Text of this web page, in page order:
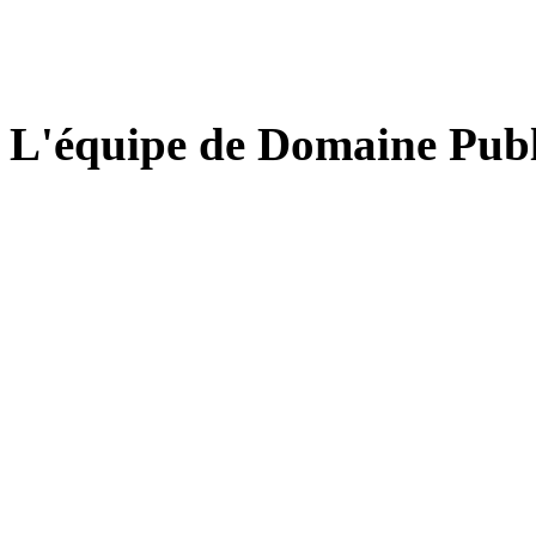
L'équipe de Domaine